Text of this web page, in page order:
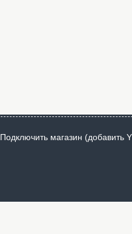
Подключить магазин (добавить